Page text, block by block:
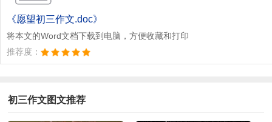
《愿望初三作文.doc》
将本文的Word文档下载到电脑，方便收藏和打印
推荐度：
初三作文图文推荐